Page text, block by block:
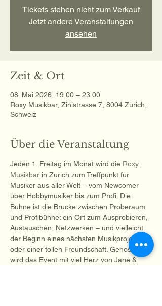
Tickets stehen nicht zum Verkauf
Jetzt andere Veranstaltungen
ansehen
Zeit & Ort
08. Mai 2026, 19:00 – 23:00
Roxy Musikbar, Zinistrasse 7, 8004 Zürich,
Schweiz
Über die Veranstaltung
Jeden 1. Freitag im Monat wird die Roxy
Musikbar in Zürich zum Treffpunkt für
Musiker aus aller Welt – vom Newcomer
über Hobbymusiker bis zum Profi. Die
Bühne ist die Brücke zwischen Proberaum
und Profibühne: ein Ort zum Ausprobieren,
Austauschen, Netzwerken – und vielleicht
der Beginn eines nächsten Musikprojekts
oder einer tollen Freundschaft. Gehostet
wird das Event mit viel Herz von Jane &